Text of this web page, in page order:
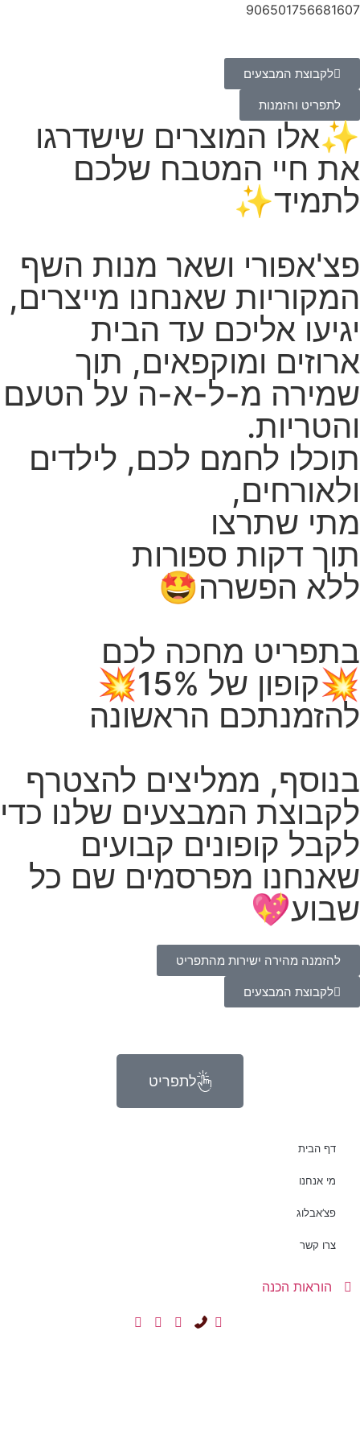
906501756681607
לקבוצת המבצעים
לתפריט והזמנות
✨אלו המוצרים שישדרגו
את חיי המטבח שלכם
לתמיד✨
פצ'אפורי ושאר מנות השף
המקוריות שאנחנו מייצרים,
יגיעו אליכם עד הבית
ארוזים ומוקפאים, תוך
שמירה מ-ל-א-ה על הטעם
והטריות.
תוכלו לחמם לכם, לילדים
ולאורחים,
מתי שתרצו
תוך דקות ספורות
ללא הפשרה🤩
בתפריט מחכה לכם
💥קופון של 15%💥
להזמנתכם הראשונה
בנוסף, ממליצים להצטרף
לקבוצת המבצעים שלנו כדי
לקבל קופונים קבועים
שאנחנו מפרסמים שם כל
שבוע💖
להזמנה מהירה ישירות מהתפריט
לקבוצת המבצעים
לתפריט
דף הבית
מי אנחנו
פצ’אבלוג
צרו קשר
הוראות הכנה